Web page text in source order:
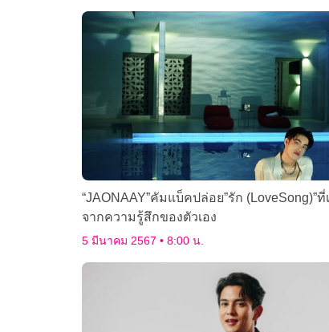
“JAONAAY”คัมแบ็คปล่อย”รัก (LoveSong)”
จากความรู้สึกของตัวเอง
5 มีนาคม 2567 8:00 น.